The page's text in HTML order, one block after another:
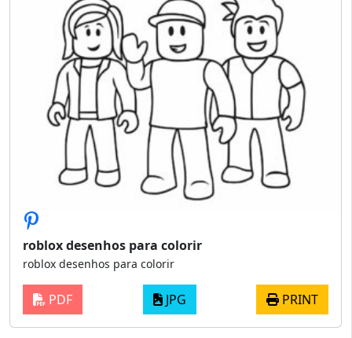
roblox desenhos para colorir
roblox desenhos para colorir
PDF JPG PRINT